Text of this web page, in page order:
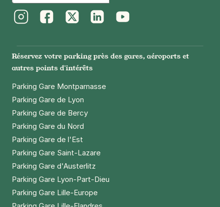
Réservez votre parking près des gares, aéroports et
autres points d'intérêts
Parking Gare Montparnasse
Parking Gare de Lyon
Parking Gare de Bercy
Parking Gare du Nord
Parking Gare de l'Est
Parking Gare Saint-Lazare
Parking Gare d'Austerlitz
Parking Gare Lyon-Part-Dieu
Parking Gare Lille-Europe